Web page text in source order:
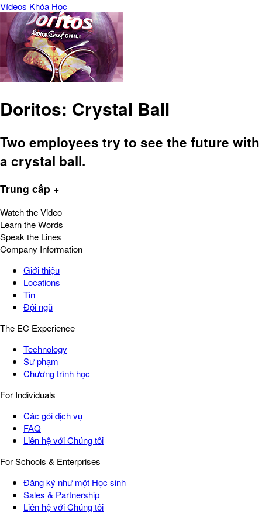
Vídeos Khóa Học
Doritos: Crystal Ball
Two employees try to see the future with
a crystal ball.
Trung cấp +
Watch the Video
Learn the Words
Speak the Lines
Company Information
Giới thiệu
Locations
Tin
Đội ngũ
The EC Experience
Technology
Sư phạm
Chương trình học
For Individuals
Các gói dịch vụ
FAQ
Liên hệ với Chúng tôi
For Schools & Enterprises
Đăng ký như một Học sinh
Sales & Partnership
Liên hệ với Chúng tôi